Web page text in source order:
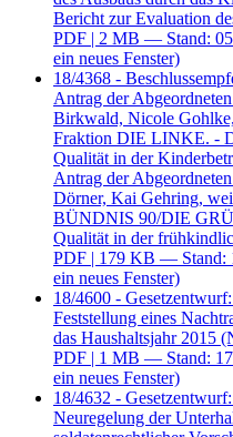
Bericht zur Evaluation
PDF | 2 MB — Stand:
ein neues Fenster)
18/4368 -
Antrag der
Birkwald, Nicole
Fraktion DIE LINKE. -
Qualität in der
Antrag der
Dörner, Kai Gehring,
BÜNDNIS 90/DIE
Qualität in der
PDF | 179 KB — Stand:
ein neues Fenster)
18/4600 -
Feststellung eines
das Haushaltsjahr 2015
PDF | 1 MB — Stand:
ein neues Fenster)
18/4632 -
Neuregelung der